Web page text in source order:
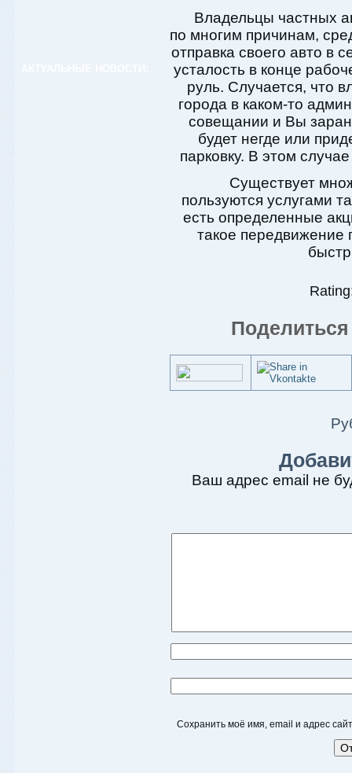
Владельцы частных
по многим причинам,
отправка своего авто в
усталость в конце
руль. Случается, что
города в каком-то
совещании и Вы
будет негде или
парковку. В этом
Существует
пользуются услугами
есть определенные
такое передвижение
Ваш адрес email не
Сохранить моё имя, email и адрес